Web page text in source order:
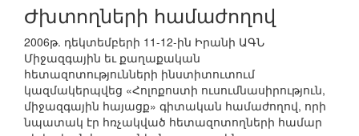
Ժխտողների համաժողով
2006թ. դեկտեմբերի 11-12-ին Իրանի ԱԳՆ
Միջազգային եւ քաղաքական
հետազոտությունների ինստիտուտում
կազմակերպվեց «Հոլոքոստի ուսումնասիրություն,
միջազգային հայացք» գիտական համաժողով, որի
նպատակ էր հռչակված հետազոտողների համար